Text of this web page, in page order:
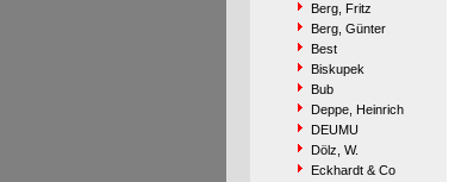
Berg, Fritz
Berg, Günter
Best
Biskupek
Bub
Deppe, Heinrich
DEUMU
Dölz, W.
Eckhardt & Co